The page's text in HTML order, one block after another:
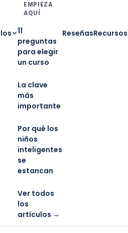
EMPIEZA
AQUÍ
11
preguntas
para elegir
un curso
La clave
más
importante
Por qué los
niños
inteligentes
se
estancan
Ver todos
los
artículos →
ReseñasRecursos